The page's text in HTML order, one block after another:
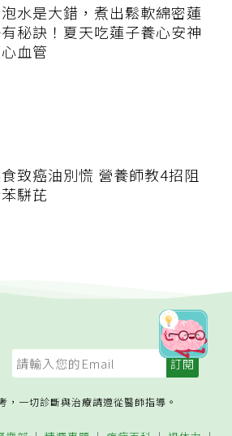
水是大錯，煮出鬆軟綿密蓮
秘訣！夏天吃蓮子養心安神
血管
致癌油別慌 營養師教4招阻
駢芘
，一切診斷與治療請遵從醫師指導。